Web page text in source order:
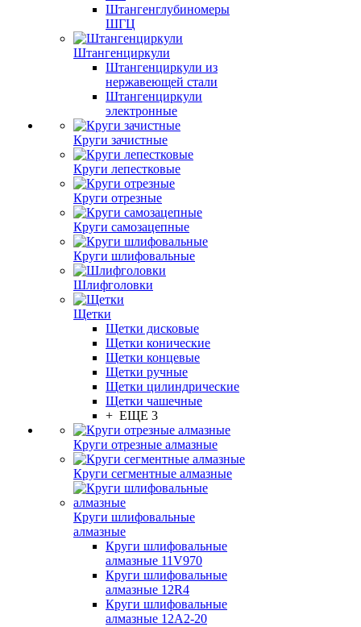
Штангенглубиномеры
ШГЦ
Штангенциркули
Штангенциркули из
нержавеющей стали
Штангенциркули
электронные
Круги зачистные
Круги лепестковые
Круги отрезные
Круги самозацепные
Круги шлифовальные
Шлифголовки
Щетки
Щетки дисковые
Щетки конические
Щетки концевые
Щетки ручные
Щетки цилиндрические
Щетки чашечные
+ ЕЩЕ 3
Круги отрезные алмазные
Круги сегментные алмазные
Круги шлифовальные
алмазные
Круги шлифовальные
алмазные 11V970
Круги шлифовальные
алмазные 12R4
Круги шлифовальные
алмазные 12А2-20